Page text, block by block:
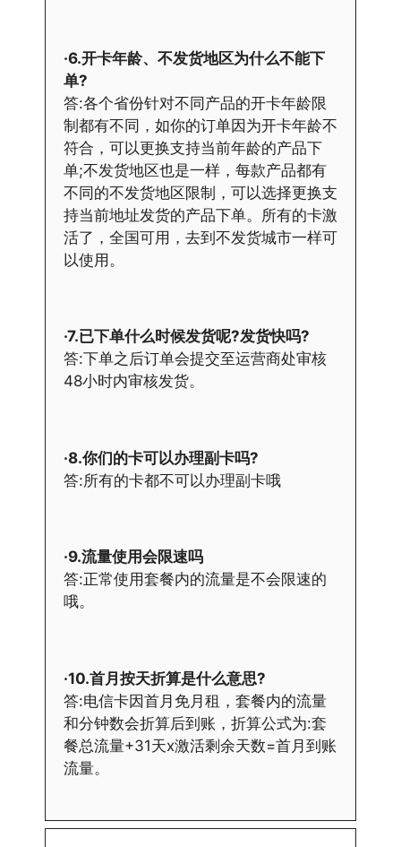
·6.开卡年龄、不发货地区为什么不能下
单?
答:各个省份针对不同产品的开卡年龄限
制都有不同，如你的订单因为开卡年龄不
符合，可以更换支持当前年龄的产品下
单;不发货地区也是一样，每款产品都有
不同的不发货地区限制，可以选择更换支
持当前地址发货的产品下单。所有的卡激
活了，全国可用，去到不发货城市一样可
以使用。
·7.已下单什么时候发货呢?发货快吗?
答:下单之后订单会提交至运营商处审核
48小时内审核发货。
·8.你们的卡可以办理副卡吗?
答:所有的卡都不可以办理副卡哦
·9.流量使用会限速吗
答:正常使用套餐内的流量是不会限速的
哦。
·10.首月按天折算是什么意思?
答:电信卡因首月免月租，套餐内的流量
和分钟数会折算后到账，折算公式为:套
餐总流量+31天x激活剩余天数=首月到账
流量。